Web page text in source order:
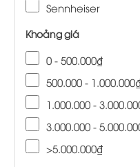
Sennheiser
Khoảng giá
0 - 500.000₫
500.000 -
1.000.000 -
3.000.000 -
>5.000.000₫